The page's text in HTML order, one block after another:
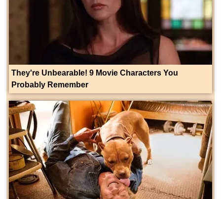
They're Unbearable! 9 Movie Characters You
Probably Remember